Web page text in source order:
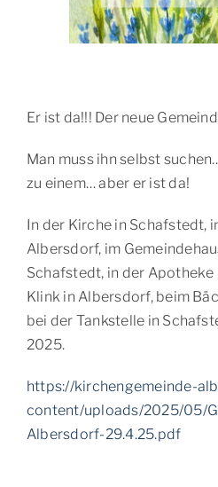
Er ist da!!! Der neue
Man muss ihn selbst
zu einem… aber er ist da!
In der Kirche in Schafstedt,
Albersdorf, im
Schafstedt, in der Apotheke
Klink in Albersdorf, beim
bei der Tankstelle in
2025.
https://kirchengemeinde-
content/uploads/2025/05/
Albersdorf-29.4.25.pdf